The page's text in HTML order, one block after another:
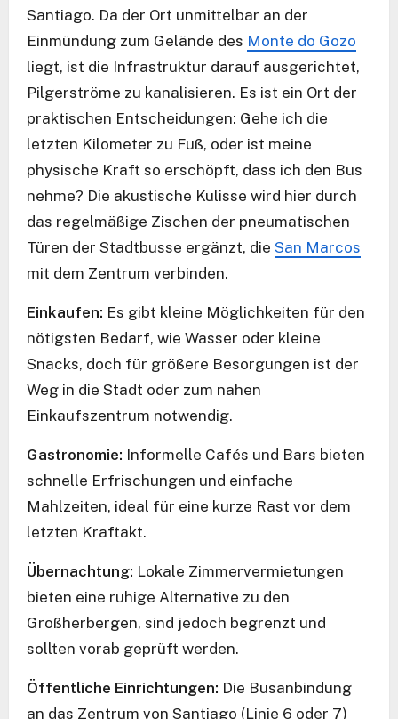
Santiago. Da der Ort unmittelbar an der
Einmündung zum Gelände des Monte do Gozo
liegt, ist die Infrastruktur darauf ausgerichtet,
Pilgerströme zu kanalisieren. Es ist ein Ort der
praktischen Entscheidungen: Gehe ich die
letzten Kilometer zu Fuß, oder ist meine
physische Kraft so erschöpft, dass ich den Bus
nehme? Die akustische Kulisse wird hier durch
das regelmäßige Zischen der pneumatischen
Türen der Stadtbusse ergänzt, die San Marcos
mit dem Zentrum verbinden.
Einkaufen: Es gibt kleine Möglichkeiten für den
nötigsten Bedarf, wie Wasser oder kleine
Snacks, doch für größere Besorgungen ist der
Weg in die Stadt oder zum nahen
Einkaufszentrum notwendig.
Gastronomie: Informelle Cafés und Bars bieten
schnelle Erfrischungen und einfache
Mahlzeiten, ideal für eine kurze Rast vor dem
letzten Kraftakt.
Übernachtung: Lokale Zimmervermietungen
bieten eine ruhige Alternative zu den
Großherbergen, sind jedoch begrenzt und
sollten vorab geprüft werden.
Öffentliche Einrichtungen: Die Busanbindung
an das Zentrum von Santiago (Linie 6 oder 7)